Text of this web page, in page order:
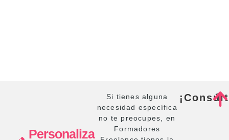
Personaliza
Si tienes alguna
necesidad específica
no te preocupes, en
Formadores